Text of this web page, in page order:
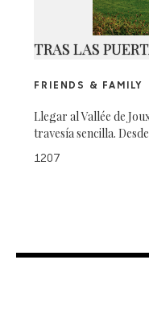
TRAS LAS
FRIENDS & FAMILY
Llegar al Vallée de
travesía sencilla.
1207